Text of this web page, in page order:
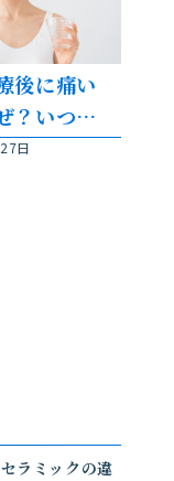
後に痛い
？いつま
原因と対
日
ラミックの違